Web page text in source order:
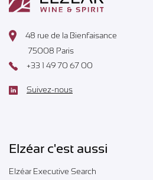
48 rue de la Bienfaisance
75008 Paris
+33 1 49 70 67 00
Suivez-nous
Elzéar c'est aussi
Elzéar Executive Search